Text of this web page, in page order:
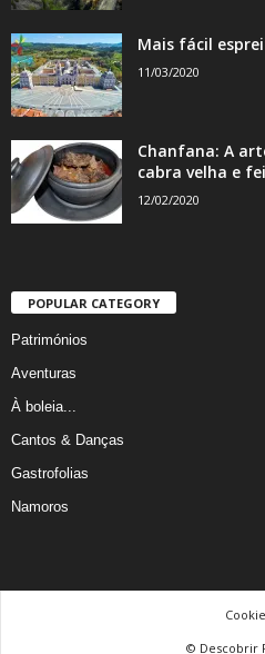
Mais fácil
11/03/2020
Chanfana: A
cabra velha e
12/02/2020
POPULAR CATEGORY
Patrimónios
Aventuras
À boleia...
Cantos & Danças
Gastrofolias
Namoros
© Descobrir